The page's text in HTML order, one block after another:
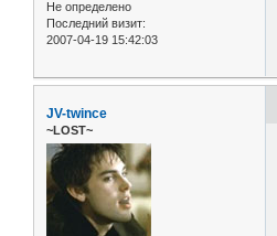
Не определено
Последний визит:
2007-04-19 15:42:03
JV-twince
~LOST~